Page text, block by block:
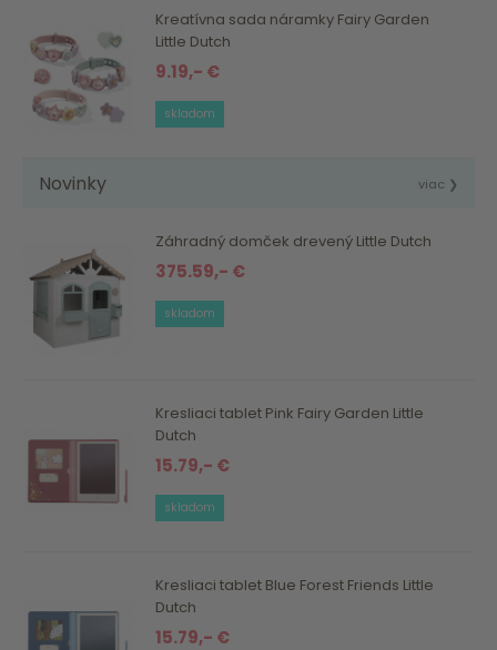
Kreatívna sada náramky Fairy Garden
Little Dutch
9.19,- €
skladom
Novinky viac ❯
Záhradný domček drevený Little Dutch
375.59,- €
skladom
Kresliaci tablet Pink Fairy Garden Little
Dutch
15.79,- €
skladom
Kresliaci tablet Blue Forest Friends Little
Dutch
15.79,- €